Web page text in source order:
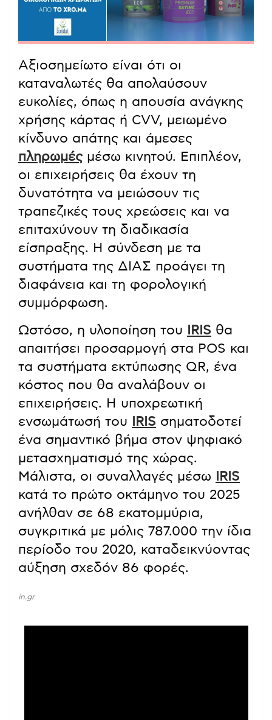
Αξιοσημείωτο είναι ότι οι
καταναλωτές θα απολαύσουν
ευκολίες, όπως η απουσία ανάγκης
χρήσης κάρτας ή CVV, μειωμένο
κίνδυνο απάτης και άμεσες
πληρωμέςμέσω κινητού. Επιπλέον,
οι επιχειρήσεις θα έχουν τη
δυνατότητα να μειώσουν τις
τραπεζικές τους χρεώσεις και να
επιταχύνουν τη διαδικασία
είσπραξης. Η σύνδεση με τα
συστήματα της ΔΙΑΣ προάγει τη
διαφάνεια και τη φορολογική
συμμόρφωση.
Ωστόσο, η υλοποίηση του IRIS θα
απαιτήσει προσαρμογή στα POS και
τα συστήματα εκτύπωσης QR, ένα
κόστος που θα αναλάβουν οι
επιχειρήσεις. Η υποχρεωτική
ενσωμάτωσή του
IRIS σηματοδοτεί
ένα σημαντικό βήμα στον ψηφιακό
μετασχηματισμό της χώρας.
Μάλιστα, οι συναλλαγές μέσω
IRIS
κατά το πρώτο οκτάμηνο του 2025
ανήλθαν σε 68 εκατομμύρια,
συγκριτικά με μόλις 787.000 την ίδια
περίοδο του 2020, καταδεικνύοντας
αύξηση σχεδόν 86 φορές.
in.gr